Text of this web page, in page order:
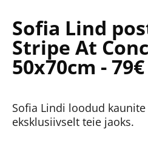
Sofia Lind
Stripe At
50x70cm - 79€
Sofia Lindi loodud
eksklusiivselt teie jaoks.